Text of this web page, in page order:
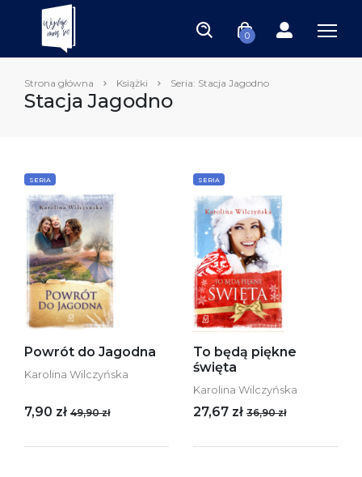
0
Strona główna Książki Seria: Stacja Jagodno
Stacja Jagodno
SERIA
Powrót do Jagodna
Karolina Wilczyńska
7,90 zł 49,90 zł
SERIA
To będą piękne
święta
Karolina Wilczyńska
27,67 zł 36,90 zł